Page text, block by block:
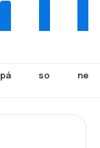
pá so ne